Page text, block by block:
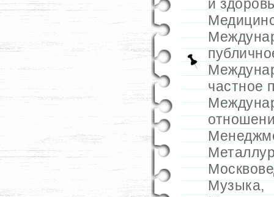
и
частное
Музыка,